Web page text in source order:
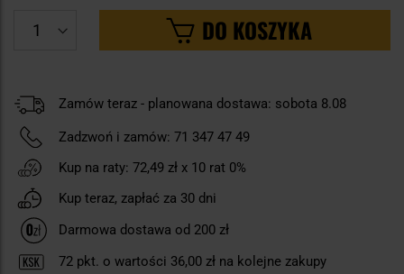
DO KOSZYKA
Zamów teraz - planowana dostawa: sobota 8.08
Zadzwoń i zamów: 71 347 47 49
Kup na raty: 72,49 zł x 10 rat 0%
Kup teraz, zapłać za 30 dni
Darmowa dostawa od 200 zł
72 pkt. o wartości 36,00 zł na kolejne zakupy